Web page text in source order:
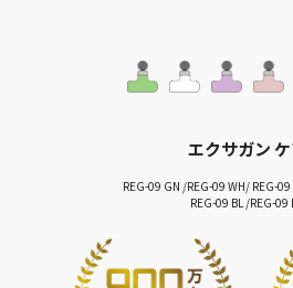
エクサガン
REG-09 GN /REG-09 WH/ REG-
REG-09 BL /REG-09